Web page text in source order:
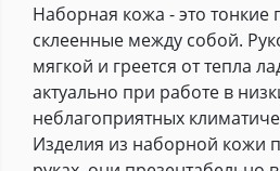
Наборная кожа - это тонкие
склеенные между собой.
мягкой и греется от тепла
актуально при работе в
неблагоприятных
Изделия из наборной кожи